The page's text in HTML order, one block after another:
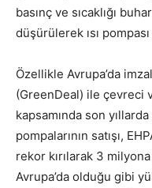
basınç ve sıcaklığı
düşürülerek ısı
Özellikle Avrupa’da
(GreenDeal) ile çevreci
kapsamında son
pompalarının satışı,
rekor kırılarak 3
Avrupa’da olduğu gibi